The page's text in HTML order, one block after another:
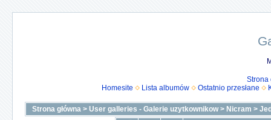
Strona
Homesite
Lista albumów Ostatnio przesłane
Strona główna > User galleries - Galerie uzytkownikow> Nicram >